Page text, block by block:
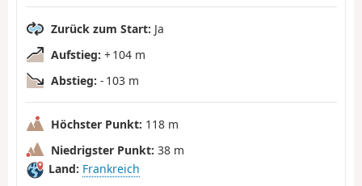
Zurück zum Start: Ja
Aufstieg: + 104 m
Abstieg: - 103 m
Höchster Punkt: 118 m
Niedrigster Punkt: 38 m
Land: Frankreich